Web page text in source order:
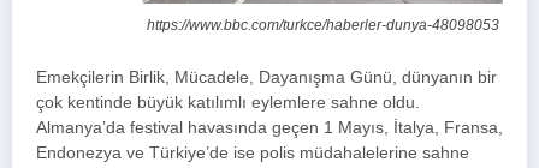
https://www.bbc.com/turkce/haberler-dunya-48098053
Emekçilerin Birlik, Mücadele, Dayanışma Günü, dünyanın bir
çok kentinde büyük katılımlı eylemlere sahne oldu.
Almanya’da festival havasında geçen 1 Mayıs, İtalya, Fransa,
Endonezya ve Türkiye’de ise polis müdahalelerine sahne